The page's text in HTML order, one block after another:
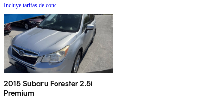
Incluye tarifas de conc.
2015 Subaru Forester 2.5i
Premium